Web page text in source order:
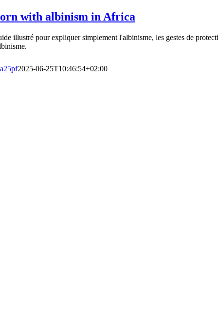
with albinism in Africa
illustré pour expliquer simplement l'albinisme, les gestes de
2025-06-25T10:46:54+02:00